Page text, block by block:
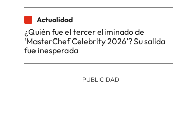
Actualidad
¿Quién fue el tercer eliminado de
‘MasterChef Celebrity 2026’? Su salida
fue inesperada